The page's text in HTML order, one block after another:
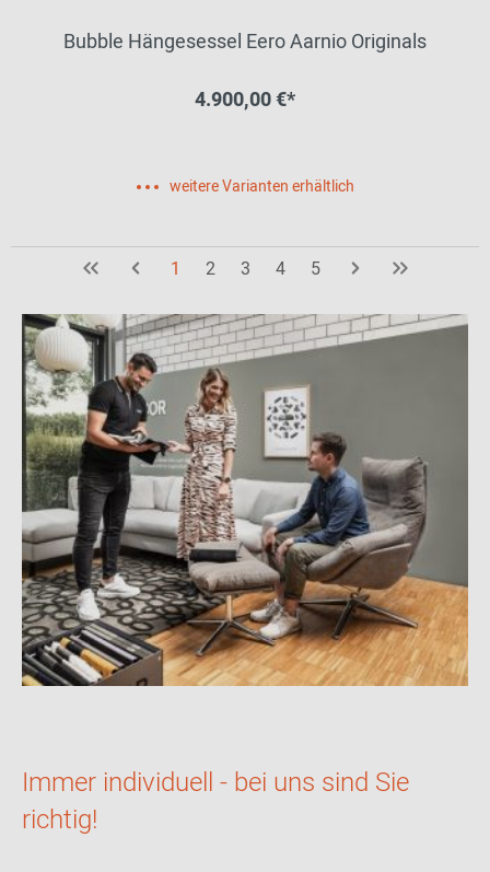
Bubble Hängesessel Eero Aarnio Originals
4.900,00 €*
weitere Varianten erhältlich
1 2 3 4 5
Immer individuell - bei uns sind Sie
richtig!